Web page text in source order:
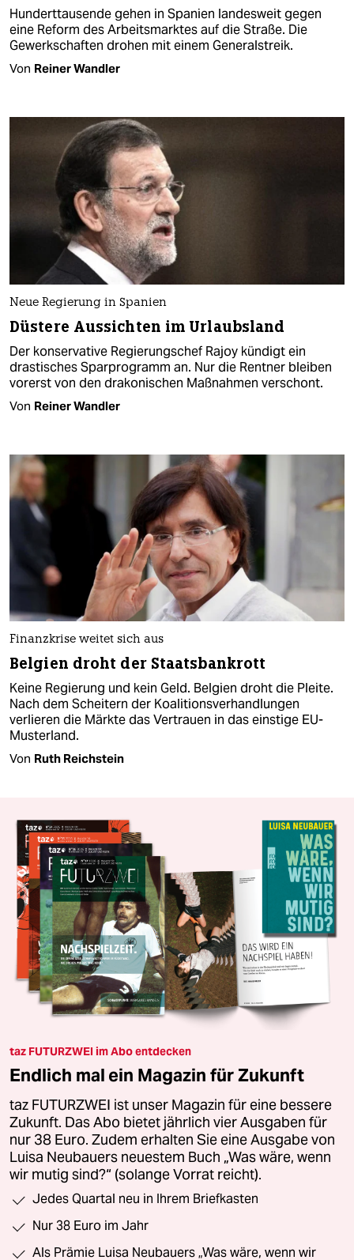
Hunderttausende gehen in Spanien landesweit gegen
eine Reform des Arbeitsmarktes auf die Straße. Die
Gewerkschaften drohen mit einem Generalstreik.
Von Reiner Wandler
Neue Regierung in Spanien
Düstere Aussichten im Urlaubsland
Der konservative Regierungschef Rajoy kündigt ein
drastisches Sparprogramm an. Nur die Rentner bleiben
vorerst von den drakonischen Maßnahmen verschont.
Von Reiner Wandler
Finanzkrise weitet sich aus
Belgien droht der Staatsbankrott
Keine Regierung und kein Geld. Belgien droht die Pleite.
Nach dem Scheitern der Koalitionsverhandlungen
verlieren die Märkte das Vertrauen in das einstige EU-
Musterland.
Von Ruth Reichstein
taz FUTURZWEI im Abo entdecken
Endlich mal ein Magazin für Zukunft
taz FUTURZWEI ist unser Magazin für eine bessere
Zukunft. Das Abo bietet jährlich vier Ausgaben für
nur 38 Euro. Zudem erhalten Sie eine Ausgabe von
Luisa Neubauers neuestem Buch „Was wäre, wenn
wir mutig sind?“ (solange Vorrat reicht).
Jedes Quartal neu in Ihrem Briefkasten
Nur 38 Euro im Jahr
Als Prämie Luisa Neubauers „Was wäre, wenn wir